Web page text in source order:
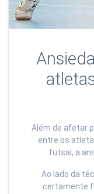
Além de afetar
entre os
futsal, a
Ao lado da
certamente